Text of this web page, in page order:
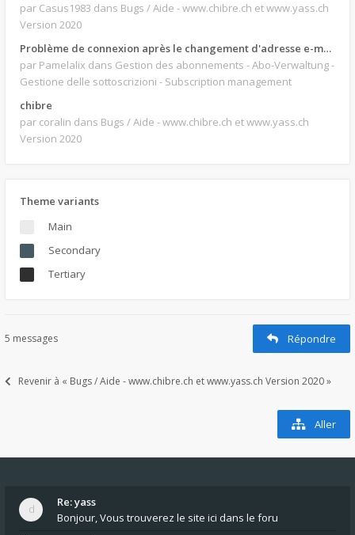
par Casus1983 dans Bugs / Aide - www.chibre.ch et www.yass.ch
Version 2020
Problème de connexion après le changement d'adresse e-mail.
par Pamelalix dans Gestion des abonnements - Abo-Verwaltung -
Gestione delle sottoscrizioni - Subscription management
chibre
par coralin dans Bugs / Aide - www.chibre.ch et www.yass.ch
Version 2020
Theme variants
Main
Secondary
Tertiary
5 messages Répondre
Revenir à « Bugs / Aide - www.chibre.ch et www.yass.ch Version 2020 »
Aller
Re: yass
Bonjour, Vous trouverez le site ici dans le foru